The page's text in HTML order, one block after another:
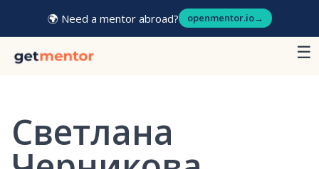
🌍 Need a mentor abroad? openmentor.io→
☰
Светлана